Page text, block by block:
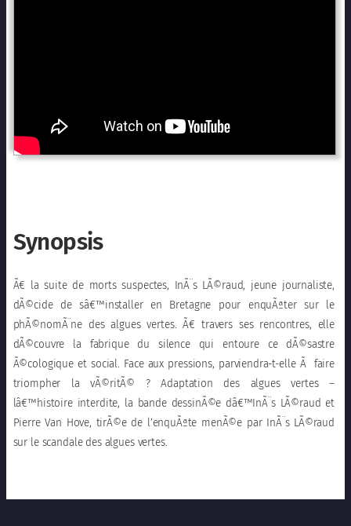
Synopsis
Ã€ la suite de morts suspectes, InÃ¨s LÃ©raud, jeune journaliste,
dÃ©cide de sâ€™installer en Bretagne pour enquÃªter sur le
phÃ©nomÃ¨ne des algues vertes. Ã€ travers ses rencontres, elle
dÃ©couvre la fabrique du silence qui entoure ce dÃ©sastre
Ã©cologique et social. Face aux pressions, parviendra-t-elle Ã faire
triompher la vÃ©ritÃ© ? Adaptation des algues vertes –
lâ€™histoire interdite, la bande dessinÃ©e dâ€™InÃ¨s LÃ©raud et
Pierre Van Hove, tirÃ©e de l’enquÃªte menÃ©e par InÃ¨s LÃ©raud
sur le scandale des algues vertes.